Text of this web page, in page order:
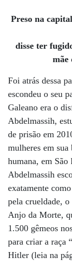
Preso na
disse ter
mãe
Foi atrás dessa
escondeu o seu
Galeano era o
Abdelmassih,
de prisão em
mulheres em
humana, em São
Abdelmassih
exatamente
pela crueldade,
Anjo da Morte,
1.500 gêmeos
para criar a raça
Hitler (leia na